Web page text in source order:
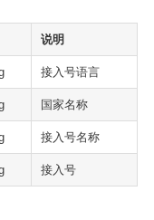
说明
接入号语言
国家名称
接入号名称
接入号